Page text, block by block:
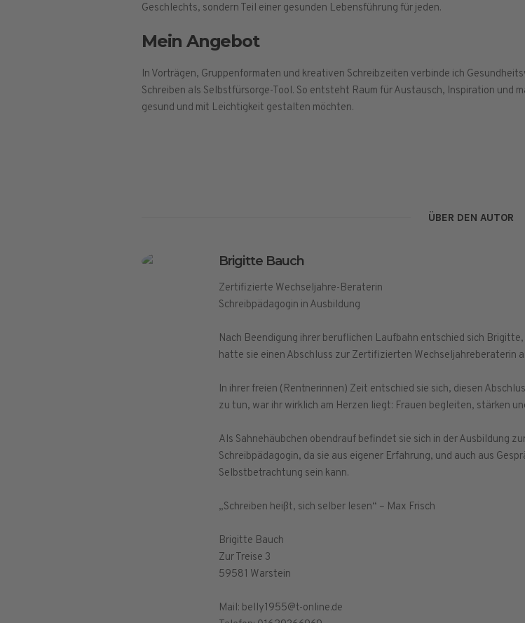
Geschlechts, sondern Teil einer gesunden Lebensführung für jeden.
Mein Angebot
In Vorträgen, Gruppenformaten und kreativen Schreibzeiten verbinde ich
Schreiben als Selbstfürsorge-Tool. So entsteht Raum für Austausch, Inspiration und
gesund und mit Leichtigkeit gestalten möchten.
ÜBER DEN AUTOR
Brigitte Bauch
Zertifizierte Wechseljahre-Beraterin
Schreibpädagogin in Ausbildung
Nach Beendigung ihrer beruflichen Laufbahn entschied sich
hatte sie einen Abschluss zur Zertifizierten Wechseljahreberaterin
In ihrer freien (Rentnerinnen) Zeit entschied sie sich, diesen
zu tun, war ihr wirklich am Herzen liegt: Frauen begleiten, stärken
Als Sahnehäubchen obendrauf befindet sie sich in der Ausbildung
Schreibpädagogin, da sie aus eigener Erfahrung, und auch aus
Selbstbetrachtung sein kann.
„Schreiben heißt, sich selber lesen“ – Max Frisch
Brigitte Bauch
Zur Treise 3
59581 Warstein
Mail: belly1955@t-online.de